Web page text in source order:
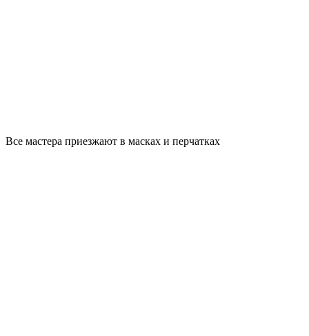
Все мастера приезжают в масках и перчатках